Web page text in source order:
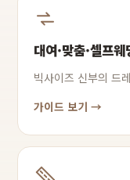
대여·맞춤·셀프
빅사이즈 신부의 드
가이드 보기 →